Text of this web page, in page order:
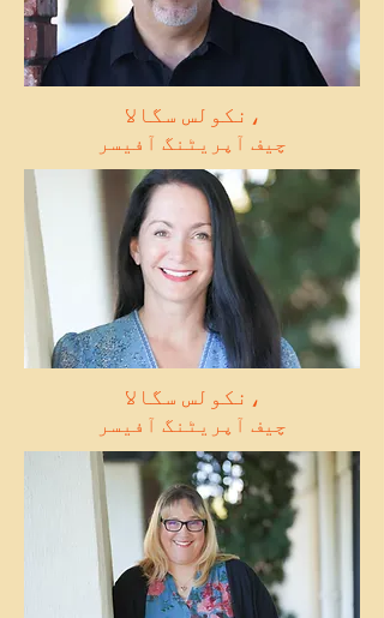
نکولس سگالا،
چیف آپریٹنگ آفیسر
نکولس سگالا،
چیف آپریٹنگ آفیسر